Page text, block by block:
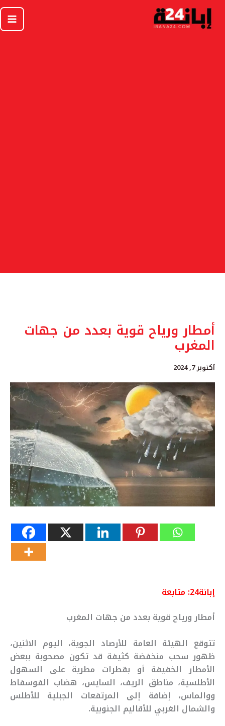
تخطي
المحتوى
أمطار ورياح قوية بعدد من جهات
المغرب
أكتوبر 7, 2024
إبانة24: متابعة
أمطار ورياح قوية بعدد من جهات المغرب
تتوقع الهيئة العامة للأرصاد الجوية، اليوم الاثنين،
ظهور سحب منخفضة كثيفة قد تكون مصحوبة ببعض
الأمطار الخفيفة أو بقطرات مطرية على السهول
الأطلسية، مناطق الريف، السايس، هضاب الفوسفاط
ووالماس، إضافة إلى المرتفعات الجبلية للأطلس
والشمال الغربي للأقاليم الجنوبية.